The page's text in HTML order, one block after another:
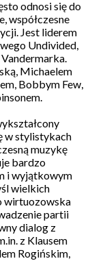
odnosi się do
współczesne
Jest liderem
Undivided,
Michaelem
Bobbym Few,
w stylistykach
muzykę
bardzo
i wyjątkowym
wielkich
wirtuozowska
partii
dialog z
z Klausem
Rogińskim,